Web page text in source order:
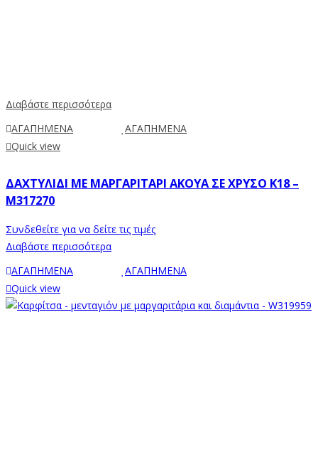
Διαβάστε περισσότερα
ΑΓΑΠΗΜΕΝΑ
ΑΓΑΠΗΜΕΝΑ
Quick view
ΔΑΧΤΥΛΊΔΙ ΜΕ ΜΑΡΓΑΡΙΤΆΡΙ AKOYA ΣΕ ΧΡΥΣΌ Κ18 –
M317270
Συνδεθείτε για να δείτε τις τιμές
Διαβάστε περισσότερα
ΑΓΑΠΗΜΕΝΑ
ΑΓΑΠΗΜΕΝΑ
Quick view